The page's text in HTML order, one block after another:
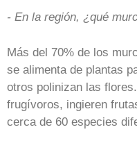
- En la región, ¿qué
Más del 70% de los
se alimenta de plantas
otros polinizan las
frugívoros, ingieren
cerca de 60 especies